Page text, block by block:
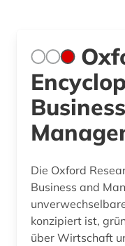
Die Oxford
Business and
konzipiert ist,
über Wirtschaft